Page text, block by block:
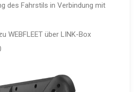
des Fahrstils in Verbindung mit
WEBFLEET über LINK-Box